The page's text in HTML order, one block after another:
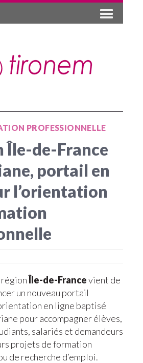
PROFESSIONNELLE
Île-de-France
portail en
l’orientation
régionÎle-de-Francevient de
un nouveau portail
en ligne baptisé
pour accompagner élèves,
salariés et demandeurs
projets de formation
de recherche d’emploi.